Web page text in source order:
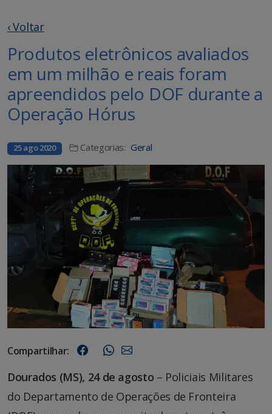
‹ Voltar
Produtos eletrônicos avaliados
em um milhão e reais foram
apreendidos pelo DOF durante a
Operação Hórus
25 ago 2020 Categorias: Geral
Compartilhar:
Dourados (MS), 24 de agosto – Policiais Militares
do Departamento de Operações de Fronteira